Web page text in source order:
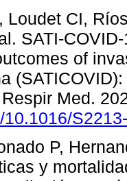
Loudet CI,
SATI-
of
Med.
P,
y